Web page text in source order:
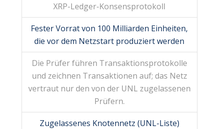
XRP-Ledger-Konsensprotokoll
Fester Vorrat von 100 Milliarden Einheiten,
die vor dem Netzstart produziert werden
Die Prüfer führen Transaktionsprotokolle
und zeichnen Transaktionen auf; das Netz
vertraut nur den von der UNL zugelassenen
Prüfern.
Zugelassenes Knotennetz (UNL-Liste)